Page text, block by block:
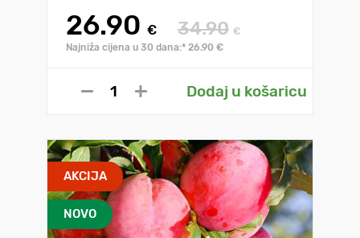
26.90 € 34.90 €
Najniža cijena u 30 dana:* 26.90 €
Dodaj u košaricu
AKCIJA
NOVO